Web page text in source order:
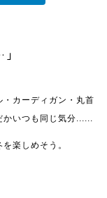
カーディガン・丸首
かいつも同じ気分......
楽しめそう。